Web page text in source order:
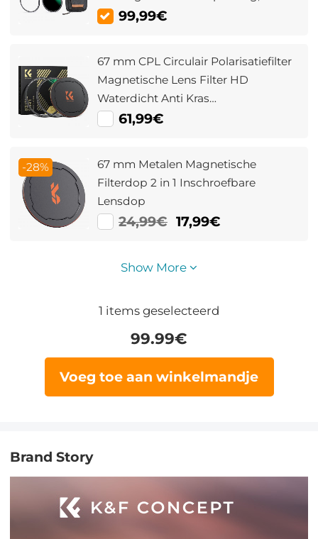
Xcel Serie Snelwisselsysteem
99,99€
67 mm CPL Circulair Polarisatiefilter
Magnetische Lens Filter HD
Waterdicht Anti Kras
Antireflecterend Nano Xcel Serie
61,99€
-28%
67 mm Metalen Magnetische
Filterdop 2 in 1 Inschroefbare
Lensdop
24,99€ 17,99€
Show More
1 items geselecteerd
99.99€
Voeg toe aan winkelmandje
Brand Story